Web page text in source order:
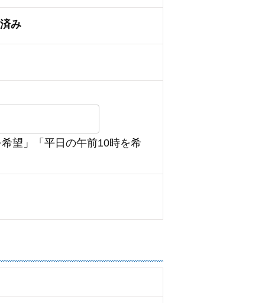
み
望」「平日の午前10時を希